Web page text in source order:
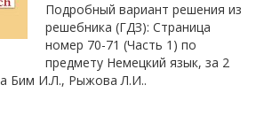
Подробный вариант решения из
решебника (ГДЗ): Страница
номер 70-71 (Часть 1) по
предмету Немецкий язык, за 2
Бим И.Л., Рыжова Л.И..